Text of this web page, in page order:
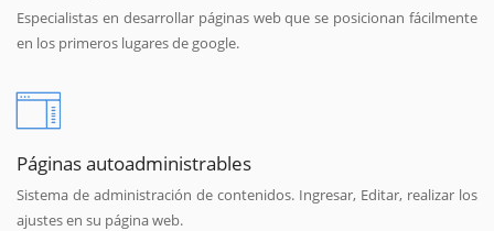
Especialistas en desarrollar páginas web que se posicionan fácilmente
en los primeros lugares de google.
Páginas autoadministrables
Sistema de administración de contenidos. Ingresar, Editar, realizar los
ajustes en su página web.